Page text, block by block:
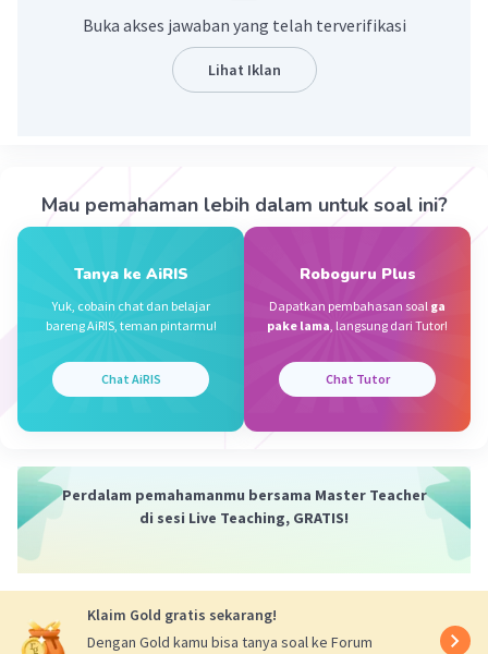
Jika diketahui diameter lingkaran (d)
2
𝞹 = 3,14 atau 22/7
STEVEN W Level 55
cara menghitung luas setengah lingkaran adalah
1/2 x 22/7 atau 3,14 x rxr
Buka akses jawaban yang telah terverifikasi
Lihat Iklan
Mau pemahaman lebih dalam untuk soal ini?
Tanya ke AiRIS
Yuk, cobain chat dan belajar
bareng AiRIS, teman pintarmu!
Chat AiRIS
Roboguru Plus
Dapatkan pembahasan soal ga
pake lama, langsung dari Tutor!
Chat Tutor
Perdalam pemahamanmu bersama Master Teacher
di sesi Live Teaching, GRATIS!
Klaim Gold gratis sekarang!
Dengan Gold kamu bisa tanya soal ke Forum